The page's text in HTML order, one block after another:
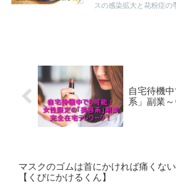
スの感染拡大と花粉症の
自宅待機
系」副業
マスクのゴムは首にかければ痛くない
【くびにかけるくん】